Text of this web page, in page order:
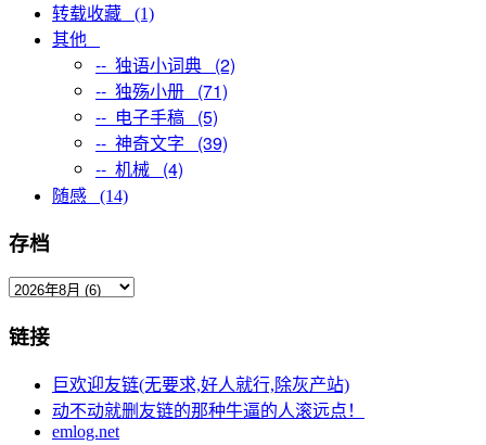
转载收藏 (1)
其他
-- 独语小词典 (2)
-- 独殇小册 (71)
-- 电子手稿 (5)
-- 神奇文字 (39)
-- 机械 (4)
随感 (14)
存档
链接
巨欢迎友链(无要求,好人就行,除灰产站)
动不动就删友链的那种牛逼的人滚远点！
emlog.net